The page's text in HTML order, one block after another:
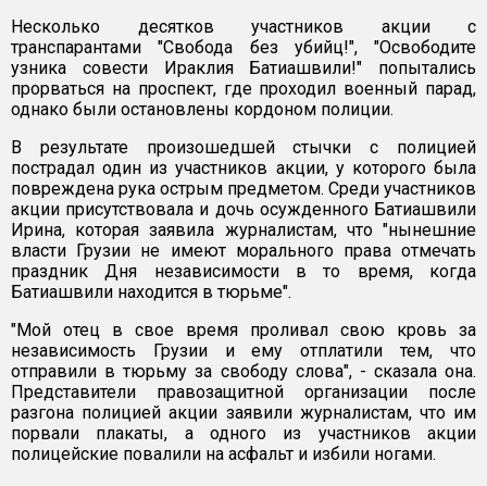
Несколько десятков участников акции с
транспарантами "Свобода без убийц!", "Освободите
узника совести Ираклия Батиашвили!" попытались
прорваться на проспект, где проходил военный парад,
однако были остановлены кордоном полиции.
В результате произошедшей стычки с полицией
пострадал один из участников акции, у которого была
повреждена рука острым предметом. Среди участников
акции присутствовала и дочь осужденного Батиашвили
Ирина, которая заявила журналистам, что "нынешние
власти Грузии не имеют морального права отмечать
праздник Дня независимости в то время, когда
Батиашвили находится в тюрьме".
"Мой отец в свое время проливал свою кровь за
независимость Грузии и ему отплатили тем, что
отправили в тюрьму за свободу слова", - сказала она.
Представители правозащитной организации после
разгона полицией акции заявили журналистам, что им
порвали плакаты, а одного из участников акции
полицейские повалили на асфальт и избили ногами.